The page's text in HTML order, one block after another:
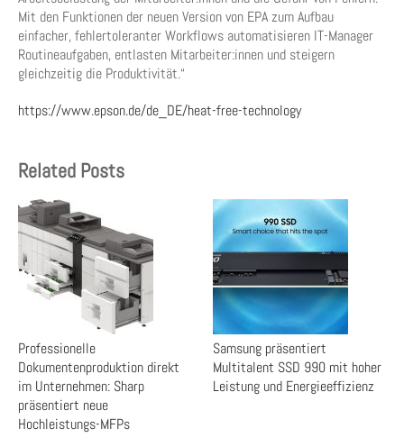
Mit den Funktionen der neuen Version von EPA zum Aufbau
einfacher, fehlertoleranter Workflows automatisieren IT-Manager
Routineaufgaben, entlasten Mitarbeiter:innen und steigern
gleichzeitig die Produktivität.“
https://www.epson.de/de_DE/heat-free-technology
Related Posts
Professionelle
Dokumentenproduktion direkt
im Unternehmen: Sharp
präsentiert neue
Hochleistungs-MFPs
Samsung präsentiert
Multitalent SSD 990 mit hoher
Leistung und Energieeffizienz